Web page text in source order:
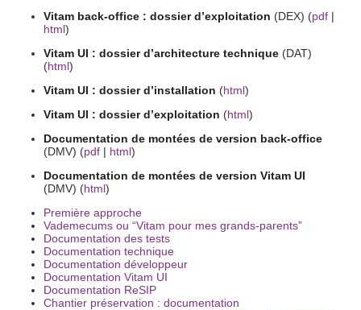
Vitam back-office : dossier d’exploitation (DEX) (pdf |
html)
Vitam UI : dossier d’architecture technique (DAT)
(html)
Vitam UI : dossier d’installation (html)
Vitam UI : dossier d’exploitation (html)
Documentation de montées de version back-office
(DMV) (pdf | html)
Documentation de montées de version Vitam UI
(DMV) (html)
Première approche
Vademecums ou “Vitam pour mes grands-parents”
Documentation des tests
Documentation technique
Documentation développeur
Documentation Vitam UI
Documentation ReSIP
Chantier préservation : documentation